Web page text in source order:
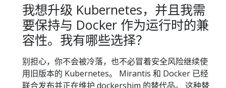
我想升级 Kubernetes，并且我需
要保持与 Docker 作为运行时的兼
容性。我有哪些选择？
别担心，你不会被冷落，也不必冒着安全风险继续使
用旧版本的 Kubernetes。 Mirantis 和 Docker 已经
联合发布并正在维护 dockershim 的替代品。 这种替